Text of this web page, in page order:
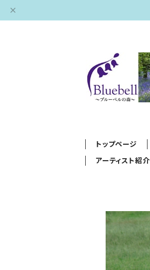
トップページ
アーティスト紹介